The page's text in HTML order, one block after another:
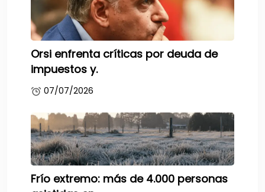
Orsi enfrenta críticas por deuda de
impuestos y.
07/07/2026
Frío extremo: más de 4.000 personas